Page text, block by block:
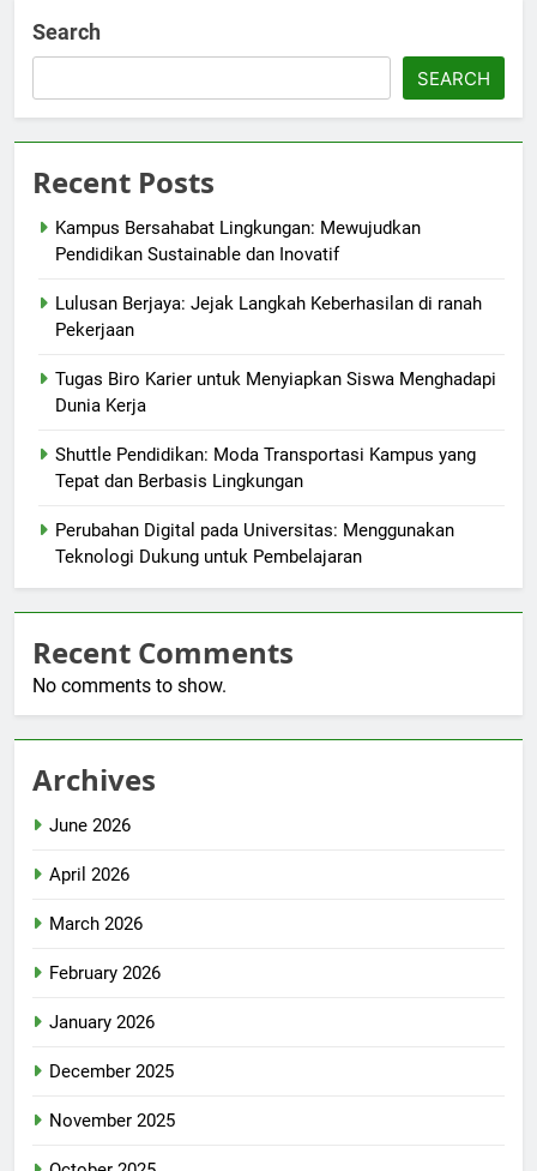
Search
SEARCH
Recent Posts
Kampus Bersahabat Lingkungan: Mewujudkan
Pendidikan Sustainable dan Inovatif
Lulusan Berjaya: Jejak Langkah Keberhasilan di ranah
Pekerjaan
Tugas Biro Karier untuk Menyiapkan Siswa Menghadapi
Dunia Kerja
Shuttle Pendidikan: Moda Transportasi Kampus yang
Tepat dan Berbasis Lingkungan
Perubahan Digital pada Universitas: Menggunakan
Teknologi Dukung untuk Pembelajaran
Recent Comments
No comments to show.
Archives
June 2026
April 2026
March 2026
February 2026
January 2026
December 2025
November 2025